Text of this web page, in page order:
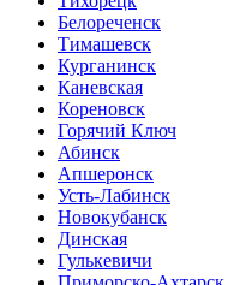
Белореченск
Тимашевск
Курганинск
Каневская
Кореновск
Горячий Ключ
Абинск
Апшеронск
Усть-Лабинск
Новокубанск
Динская
Гулькевичи